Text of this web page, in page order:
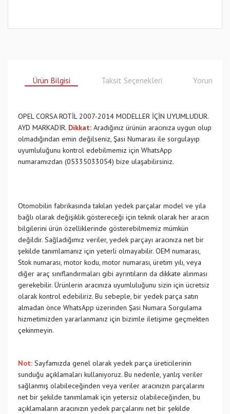
Ürün Bilgisi Taksit Seçenekleri Yorumlar
OPEL CORSA ROTİL 2007-2014 MODELLER İÇİN UYUMLUDUR.
AYD MARKADIR. Dikkat: Aradığınız ürünün aracınıza uygun olup
olmadığından emin değilseniz, Şasi Numarası ile sorgulayıp
uyumluluğunu kontrol edebilmemiz için WhatsApp
numaramızdan (05335033054) bize ulaşabilirsiniz.
Otomobilin fabrikasında takılan yedek parçalar model ve yıla
bağlı olarak değişiklik göstereceği için teknik olarak her aracın
bilgilerini ürün özelliklerinde gösterebilmemiz mümkün
değildir. Sağladığımız veriler, yedek parçayı aracınıza net bir
şekilde tanımlamanız için yeterli olmayabilir. OEM numarası,
Stok numarası, motor kodu, motor numarası, üretim yılı, veya
diğer araç sınıflandırmaları gibi ayrıntıların da dikkate alınması
gerekebilir. Ürünlerin aracınıza uyumluluğunu sizin için ücretsiz
olarak kontrol edebiliriz. Bu sebeple, bir yedek parça satın
almadan önce WhatsApp üzerinden Şasi Numara Sorgulama
hizmetimizden yararlanmanız için bizimle iletişime geçmekten
çekinmeyin.
Not: Sayfamızda genel olarak yedek parça üreticilerinin
sunduğu açıklamaları kullanıyoruz. Bu nedenle, yanlış veriler
sağlanmış olabileceğinden veya veriler aracınızın parçalarını
net bir şekilde tanımlamak için yetersiz olabileceğinden, bu
açıklamaların aracınızın yedek parçalarını net bir şekilde